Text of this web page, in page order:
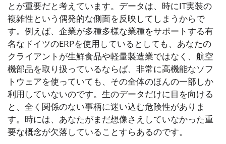
とが重要だと考えています。データは、時にIT実装の
複雑性という偶発的な側面を反映してしまうからで
す。例えば、企業が多種多様な業種をサポートする有
名なドイツのERPを使用しているとしても、あなたの
クライアントが生鮮食品や軽量製造業ではなく、航空
機部品を取り扱っているならば、非常に高機能なソフ
トウェアを使っていても、その全体のほんの一部しか
利用していないのです。生のデータだけに目を向ける
と、全く関係のない事柄に迷い込む危険性がありま
す。時には、あなたがまだ想像さえしていなかった重
要な概念が欠落していることすらあるのです。